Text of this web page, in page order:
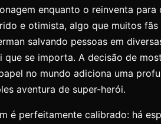
enquanto o reinventa
e otimista, algo que muitos
salvando pessoas em
que se importa. A decisão de
no mundo adiciona uma
aventura de super-herói.
é perfeitamente calibrado: há